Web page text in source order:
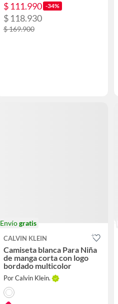
$ 111.990 -34%
$ 118.930
$ 169.900
Envíogratis
CALVIN KLEIN
Camiseta blanca Para Niña
de manga corta con logo
bordado multicolor
Por Calvin Klein.